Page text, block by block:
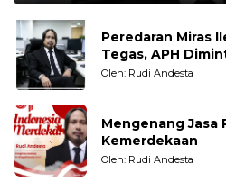
Peredaran Miras
Tegas, APH
Tanpa Pandang
Oleh: Rudi Andesta
Mengenang Jasa
Kemerdekaan
Oleh: Rudi Andesta